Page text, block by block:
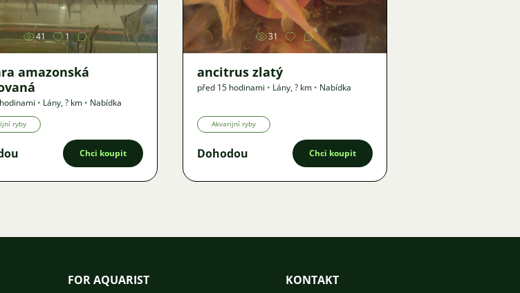
41 1
amazonská
• Lány,? km • Nabídka
ryby
Chci koupit
31
ancitrus zlatý
před 15 hodinami • Lány,? km • Nabídka
Akvarijní ryby
Dohodou Chci koupit
FOR AQUARIST KONTAKT